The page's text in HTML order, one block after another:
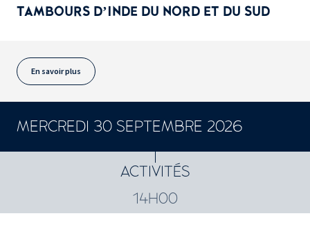
TAMBOURS D’INDE DU NORD ET DU SUD
En savoir plus
MERCREDI 30 SEPTEMBRE 2026
ACTIVITÉS
14H00